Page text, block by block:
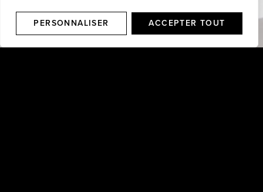
PERSONNALISER ACCEPTER TOUT